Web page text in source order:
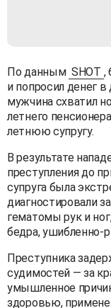
По данным SHOT ,
и попросил денег в
мужчина схватил
летнего
летнюю супругу.
В результате
преступления до
супруга была
диагностировали
гематомы рук и
бедра, ушибленно-
Преступника
судимостей — за
умышленное
здоровью,